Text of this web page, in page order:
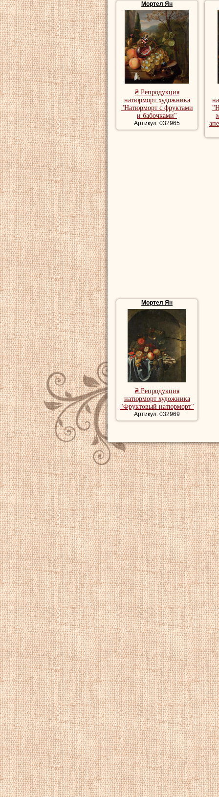
Мортел Ян
₴ Репродукция
натюрморт художника
"Натюрморт с фруктами
и бабочками"
Артикул: 032965
Мортел Ян
₴ Репродукция
натюрморт художника
"Фруктовый натюрморт"
Артикул: 032969